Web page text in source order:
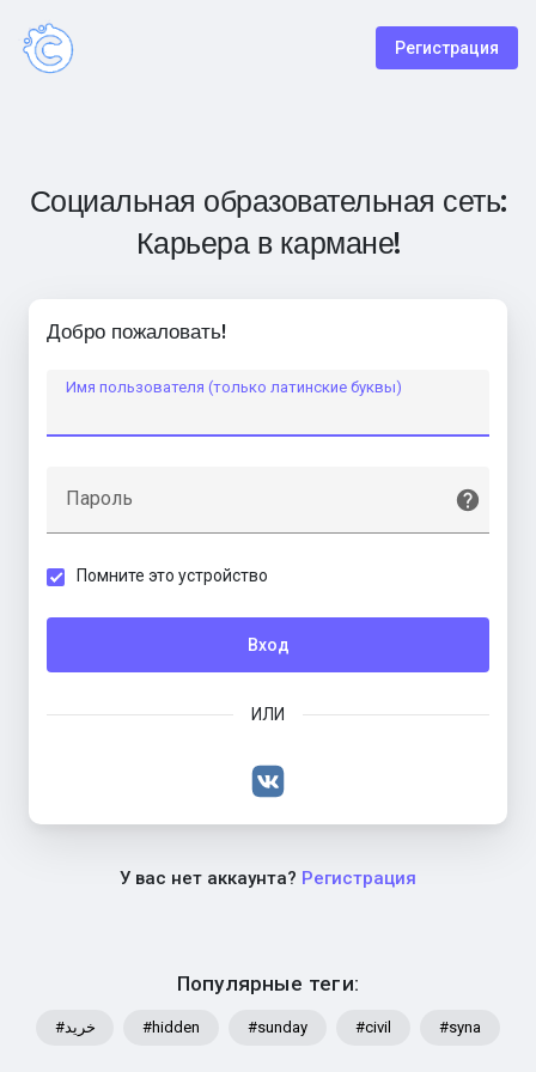
Регистрация
Социальная образовательная сеть:
Карьера в кармане!
Популярные теги:
#خرید #hidden #sunday #civil #syna
Добро пожаловать!
Имя пользователя (только латинские буквы)
Пароль
Помните это устройство
Вход
ИЛИ
У вас нет аккаунта? Регистрация